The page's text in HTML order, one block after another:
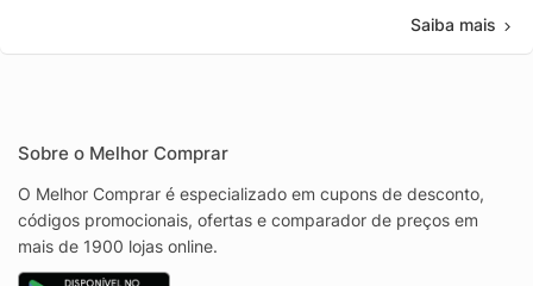
Saiba mais
Sobre o Melhor Comprar
O Melhor Comprar é especializado em cupons de desconto,
códigos promocionais, ofertas e comparador de preços em
mais de 1900 lojas online.